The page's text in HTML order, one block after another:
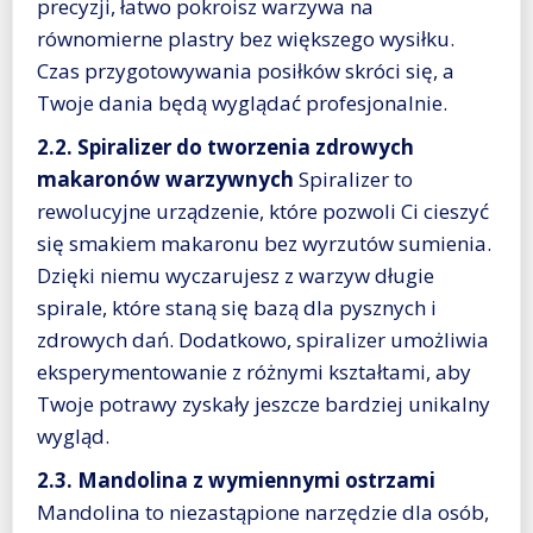
precyzji, łatwo pokroisz warzywa na
równomierne plastry bez większego wysiłku.
Czas przygotowywania posiłków skróci się, a
Twoje dania będą wyglądać profesjonalnie.
2.2. Spiralizer do tworzenia zdrowych
makaronów warzywnych Spiralizer to
rewolucyjne urządzenie, które pozwoli Ci cieszyć
się smakiem makaronu bez wyrzutów sumienia.
Dzięki niemu wyczarujesz z warzyw długie
spirale, które staną się bazą dla pysznych i
zdrowych dań. Dodatkowo, spiralizer umożliwia
eksperymentowanie z różnymi kształtami, aby
Twoje potrawy zyskały jeszcze bardziej unikalny
wygląd.
2.3. Mandolina z wymiennymi ostrzami
Mandolina to niezastąpione narzędzie dla osób,